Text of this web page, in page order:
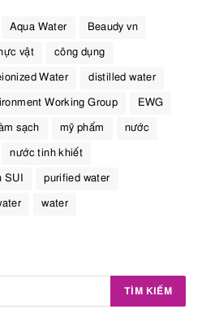
Aqua Water Beaudy vn
vật công dụng
Water distilled water
Working Group EWG
sạch mỹ phẩm nước
nước tinh khiết
SUI purified water
water